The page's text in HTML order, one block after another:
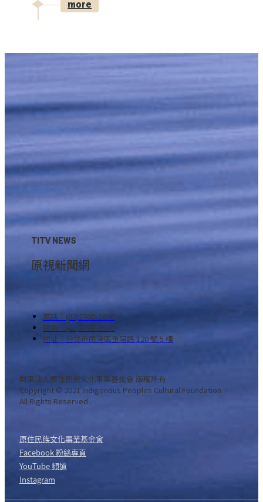
more
TITV NEWS
原視新聞網
電話：(02)2788-1600
傳真：(02)2788-1500
地址：台北市南港區重陽路 120 號 5 樓
財團法人原住民族文化事業基金會 版權所有
Copyright © 2021 Indigenous Peoples Cultural Foundation
All Rights Reserved .
原住民族文化事業基金會
Facebook 粉絲專頁
YouTube 頻道
Instagram